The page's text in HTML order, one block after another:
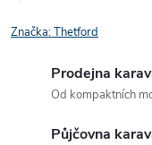
Značka:Thetford
Prodejna
Od kompaktních
Půjčovna